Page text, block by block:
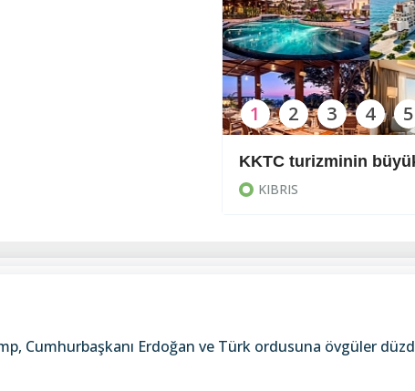
KKTC turizminin
KIBRIS
1 2 3 4 5
Cumhurbaşkanı Erdoğan ve Türk ordusuna övgüler